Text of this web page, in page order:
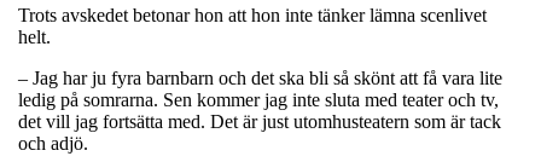
Trots avskedet betonar hon att hon inte tänker lämna scenlivet
helt.
– Jag har ju fyra barnbarn och det ska bli så skönt att få vara lite
ledig på somrarna. Sen kommer jag inte sluta med teater och tv,
det vill jag fortsätta med. Det är just utomhusteatern som är tack
och adjö.